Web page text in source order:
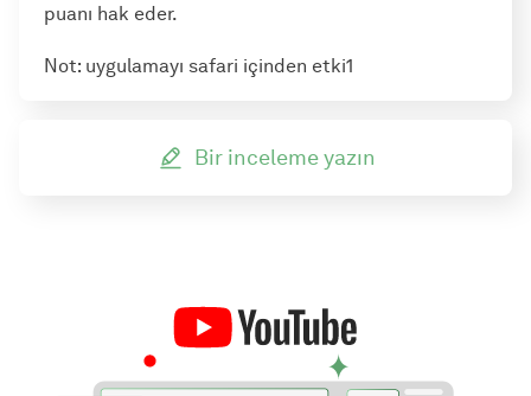
puanı hak eder.
Not: uygulamayı safari içinden etki1
Bir inceleme yazın